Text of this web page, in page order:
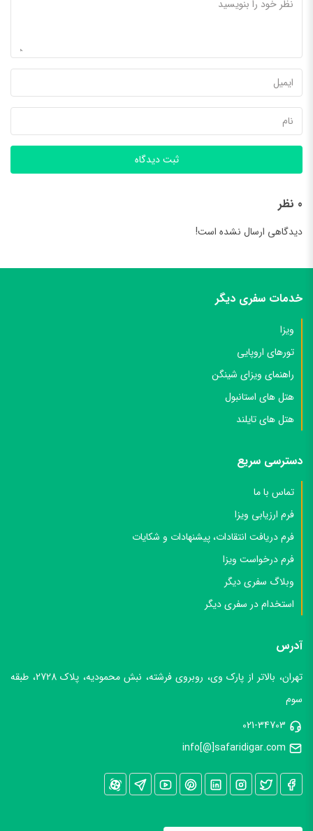
ثبت دیدگاه
0 نظر
دیدگاهی ارسال نشده است!
خدمات سفری دیگر
ویزا
تورهای اروپایی
راهنمای ویزای شینگن
هتل های استانبول
هتل های تایلند
دسترسی سریع
تماس با ما
فرم ارزیابی ویزا
فرم دریافت انتقادات، پیشنهادات و شکایات
فرم درخواست ویزا
وبلاگ سفری دیگر
استخدام در سفری دیگر
آدرس
تهران، بالاتر از پارک وی، روبروی فرشته، نبش محمودیه، پلاک 2728، طبقه
سوم
021-34703
info[@]safaridigar.com